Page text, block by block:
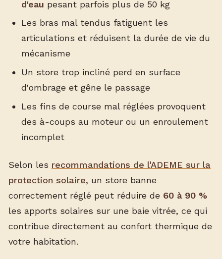
d'eau pesant parfois plus de 50 kg
Les bras mal tendus fatiguent les
articulations et réduisent la durée de vie du
mécanisme
Un store trop incliné perd en surface
d'ombrage et gêne le passage
Les fins de course mal réglées provoquent
des à-coups au moteur ou un enroulement
incomplet
Selon les recommandations de l'ADEME sur la
protection solaire, un store banne
correctement réglé peut réduire de 60 à 90 %
les apports solaires sur une baie vitrée, ce qui
contribue directement au confort thermique de
votre habitation.